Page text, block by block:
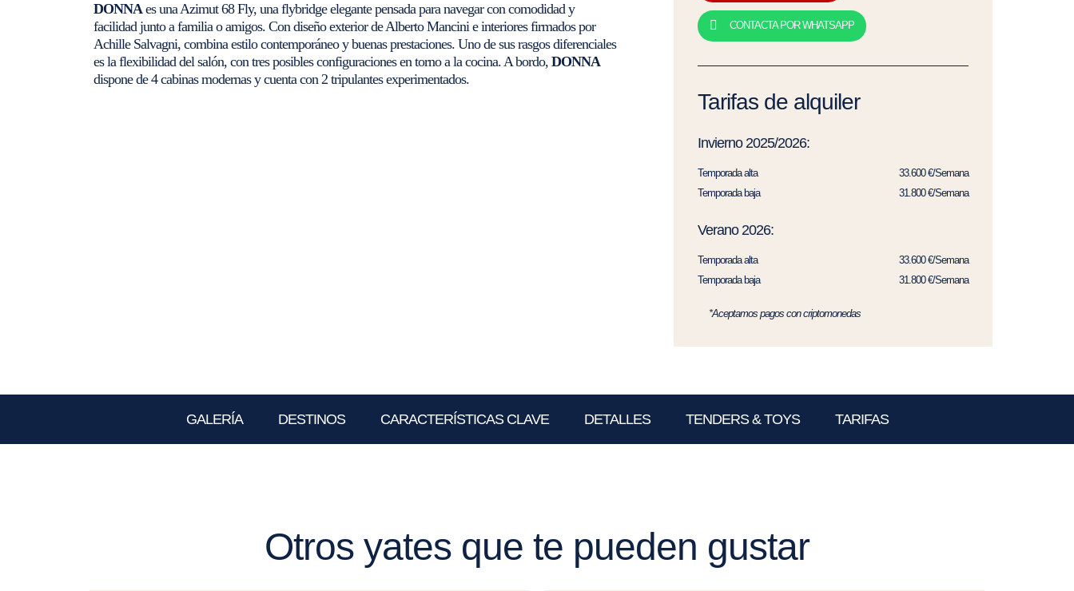
DONNAes una Azimut 68 Fly, una flybridge elegante pensada para navegar con comodidad y
facilidad junto a familia o amigos. Con diseño exterior de Alberto Mancini e interiores firmados por
Achille Salvagni, combina estilo contemporáneo y buenas prestaciones. Uno de sus rasgos diferenciales
es la flexibilidad del salón, con tres posibles configuraciones en torno a la cocina. A bordo, DONNA
dispone de 4 cabinas modernas y cuenta con 2 tripulantes experimentados.
CONTACTA POR WHATSAPP
Tarifas de alquiler
Invierno 2025/2026:
Temporada alta
33.600 €/Semana
Temporada baja
31.800 €/Semana
Verano 2026:
Temporada alta
33.600 €/Semana
Temporada baja
31.800 €/Semana
*Aceptamos pagos con criptomonedas
GALERÍA DESTINOS CARACTERÍSTICAS CLAVE DETALLES TENDERS & TOYS TARIFAS
Otros yates que te pueden gustar